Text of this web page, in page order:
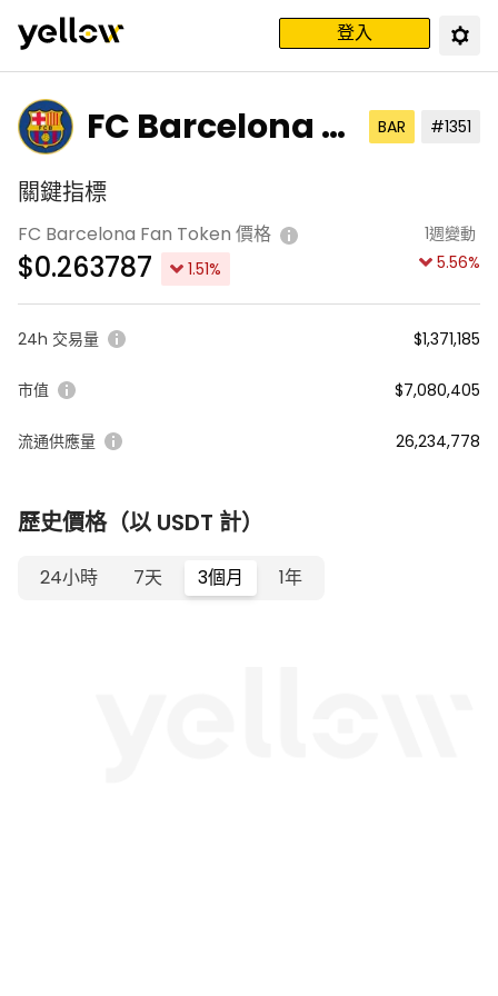
登入
FC Barcelona F
an Token
BAR #1351
關鍵指標
FC Barcelona Fan Token 價格
$0.263787 1.51%
1週變動
5.56%
24h 交易量 $1,371,185
市值 $7,080,405
流通供應量 26,234,778
歷史價格（以 USDT 計）
24小時 7天 3個月 1年